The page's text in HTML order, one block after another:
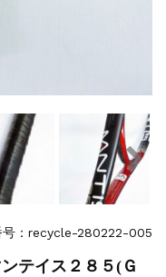
号：recycle-280222-005
テイス２８５(Ｇ